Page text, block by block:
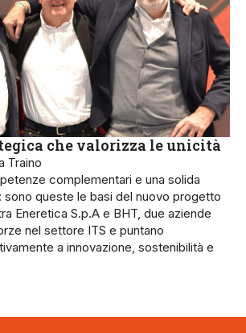
che valorizza le unicità
Traino
complementari e una solida
sono queste le basi del nuovo progetto
Eneretica S.p.A e BHT, due aziende
nel settore ITS e puntano
a innovazione, sostenibilità e